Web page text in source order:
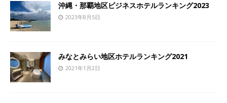
沖縄・那覇地区ビジネスホテルランキング2023
2023年8月5日
みなとみらい地区ホテルランキング2021
2021年1月2日